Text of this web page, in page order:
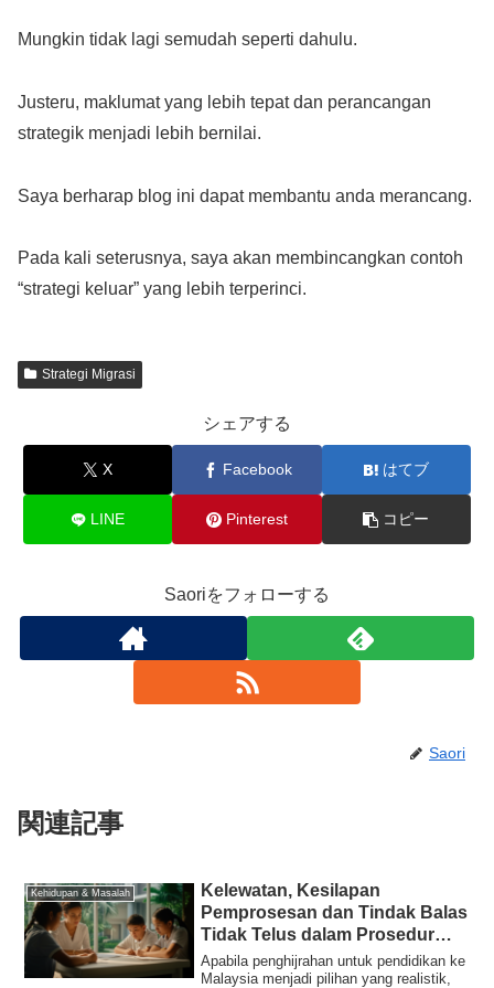
Mungkin tidak lagi semudah seperti dahulu.
Justeru, maklumat yang lebih tepat dan perancangan
strategik menjadi lebih bernilai.
Saya berharap blog ini dapat membantu anda merancang.
Pada kali seterusnya, saya akan membincangkan contoh
“strategi keluar” yang lebih terperinci.
Strategi Migrasi
シェアする
X Facebook はてブ
LINE Pinterest コピー
Saoriをフォローする
Saori
関連記事
Kehidupan & Masalah
Kelewatan, Kesilapan
Pemprosesan dan Tindak Balas
Tidak Telus dalam Prosedur
Permohonan dan Pembaharuan
Visa
Apabila penghijrahan untuk pendidikan ke
Malaysia menjadi pilihan yang realistik,